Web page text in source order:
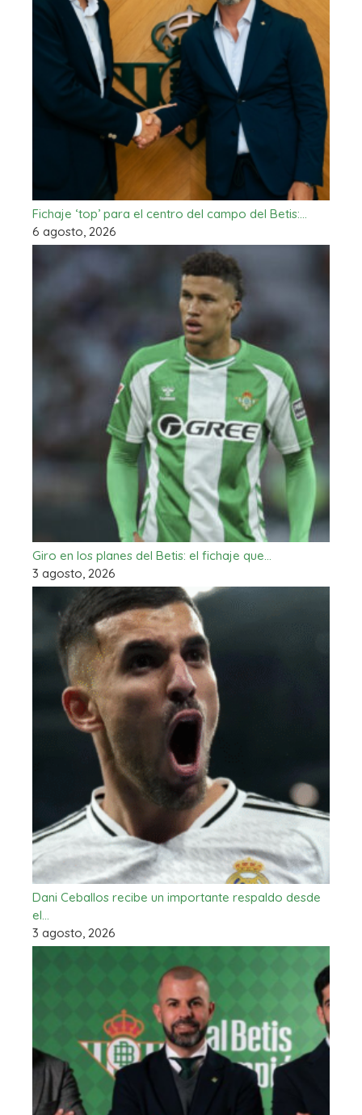
Fichaje ‘top’ para el centro del campo del Betis:…
6 agosto, 2026
Giro en los planes del Betis: el fichaje que…
3 agosto, 2026
Dani Ceballos recibe un importante respaldo desde
el…
3 agosto, 2026